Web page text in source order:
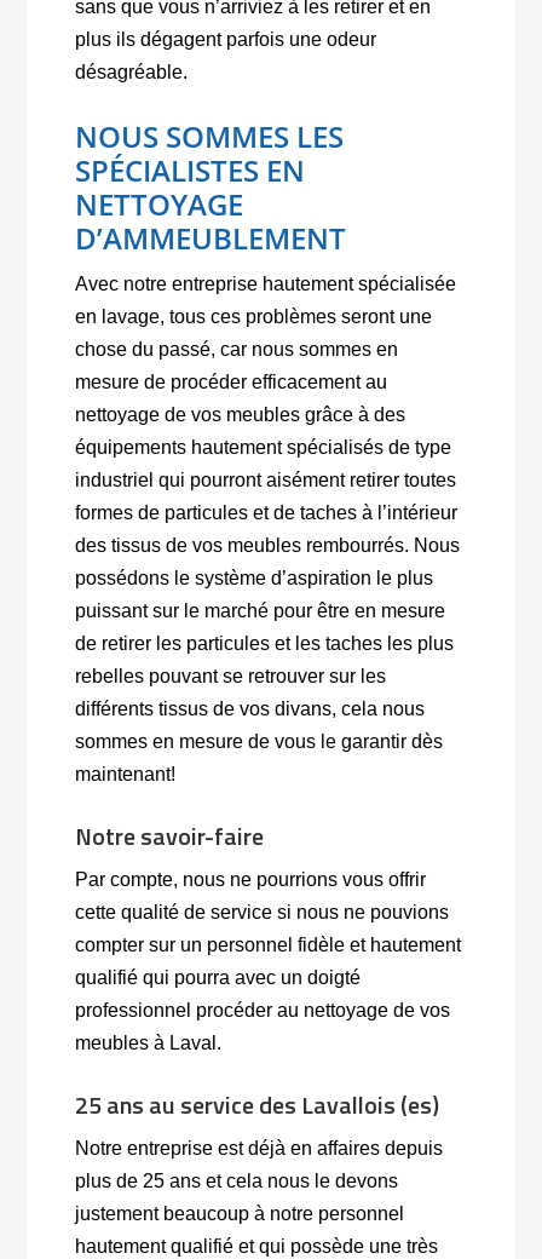
sans que vous n’arriviez à les retirer et en
plus ils dégagent parfois une odeur
désagréable.
NOUS SOMMES LES
SPÉCIALISTES EN
NETTOYAGE
D’AMMEUBLEMENT
Avec notre entreprise hautement spécialisée
en lavage, tous ces problèmes seront une
chose du passé, car nous sommes en
mesure de procéder efficacement au
nettoyage de vos meubles grâce à des
équipements hautement spécialisés de type
industriel qui pourront aisément retirer toutes
formes de particules et de taches à l’intérieur
des tissus de vos meubles rembourrés. Nous
possédons le système d’aspiration le plus
puissant sur le marché pour être en mesure
de retirer les particules et les taches les plus
rebelles pouvant se retrouver sur les
différents tissus de vos divans, cela nous
sommes en mesure de vous le garantir dès
maintenant!
Notre savoir-faire
Par compte, nous ne pourrions vous offrir
cette qualité de service si nous ne pouvions
compter sur un personnel fidèle et hautement
qualifié qui pourra avec un doigté
professionnel procéder au nettoyage de vos
meubles à Laval.
25 ans au service des Lavallois (es)
Notre entreprise est déjà en affaires depuis
plus de 25 ans et cela nous le devons
justement beaucoup à notre personnel
hautement qualifié et qui possède une très